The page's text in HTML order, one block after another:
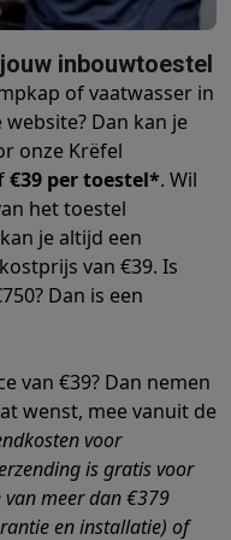
smartphones
BuyBack
hoesjesAlle
TrackersBandjes
opladersUSB-C
Draadloze oortjes
talkiesBabyfoons
Apple MacBookWindows
Cricut
Powerline & Wi-Fi
SSDUSB-sticks
Anti-Virus Overige
& sleevesSteunen
inbouwtoestel
of vaatwasser in
Dan kan je
onze Krëfel
€39 per toestel*. Wil
het toestel
je altijd een
van €39. Is
Dan is een
van €39? Dan nemen
wenst, mee vanuit de
voor
is gratis voor
meer dan €379
en installatie) of